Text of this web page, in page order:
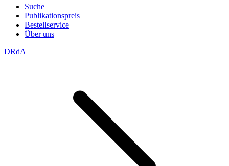
Suche
Publikationspreis
Bestellservice
Über uns
DRdA